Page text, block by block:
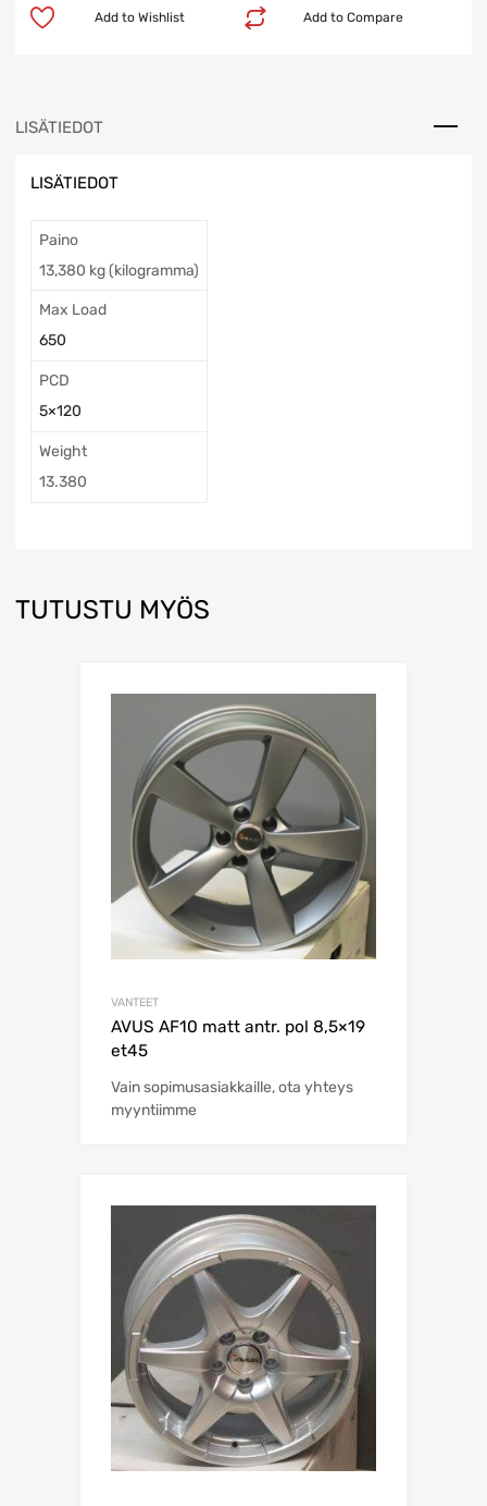
Add to Compare
Add to Wishlist
LISÄTIEDOT
LISÄTIEDOT
Paino
13,380 kg (kilogramma)
Max Load
650
PCD
5×120
Weight
13.380
TUTUSTU MYÖS
VANTEET
AVUS AF10 matt antr. pol 8,5×19
et45
Vain sopimusasiakkaille, ota yhteys
myyntiimme